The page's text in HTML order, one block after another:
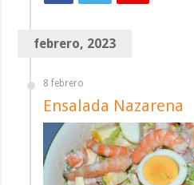
febrero, 2023
8 febrero
Ensalada Nazarena